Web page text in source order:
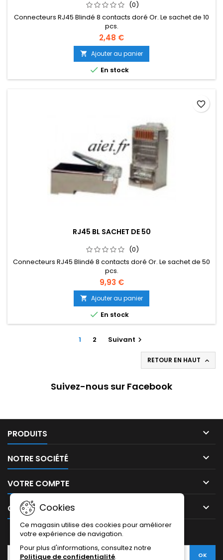
(0)
Connecteurs RJ45 Blindé 8 contacts doré Or. Le sachet de 10
pcs.
2,48 €
 Ajouter au panier
 En stock
RJ45 BL SACHET DE 50
(0)
Connecteurs RJ45 Blindé 8 contacts doré Or. Le sachet de 50
pcs.
9,93 €
 Ajouter au panier
 En stock
favorite_border
1 2 Suivant 
RETOUR EN HAUT 
Suivez-nous sur Facebook
PRODUITS 
NOTRE SOCIÉTÉ 
VOTRE COMPTE 
CONTACT 
Cookies
Ce magasin utilise des cookies pour améliorer
votre expérience de navigation.
Pour plus d'informations, consultez notre
Politique de confidentialité.
LETTRE D'INFORMATIONS